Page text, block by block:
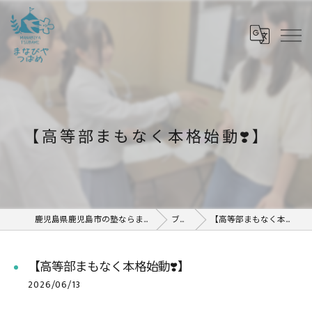
【高等部まもなく本格始動❣️】
鹿児島県鹿児島市の塾ならまなびや つばめ ブログ 【高等部まもなく本格始動❣️】
【高等部まもなく本格始動❣️】
2026/06/13